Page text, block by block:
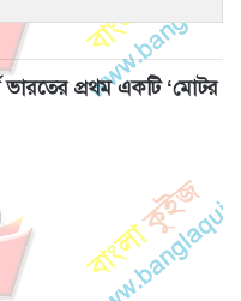
ভারতের প্রথম একটি ‘মোটর